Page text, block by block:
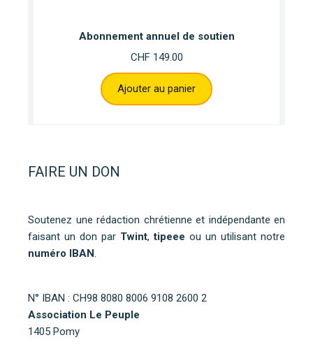
Abonnement annuel de soutien
CHF149.00
Ajouter au panier
FAIRE UN DON
Soutenez une rédaction chrétienne et indépendante en
faisant un don par Twint,tipeee ou un utilisant notre
numéro IBAN.
N° IBAN : CH98 8080 8006 9108 2600 2
Association Le Peuple
1405 Pomy